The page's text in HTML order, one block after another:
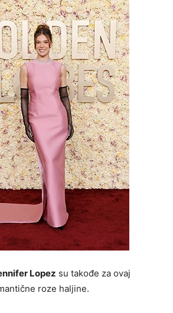
Lopez su takođe za ovaj
roze haljine.